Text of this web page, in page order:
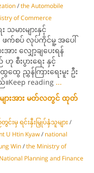
/the Automobile
of Commerce
သမားများနှင့်
းရှိ ဖက်စပ် လုပ်ကိုင်မူ့ အပေါ်
လျှော့ချပေးရန်
စီးပွားရေး နှင့်
ထွေ ညွှန်ကြားရေးမူး ဦး
Keep reading ...
းများအား မတ်လတွင် ထုတ်
တွင်းမှ ရင်းနှီးမြှုပ်နှံသူများ/
U Htin Kyaw/ national
Win/the Ministry of
Planning and Finance